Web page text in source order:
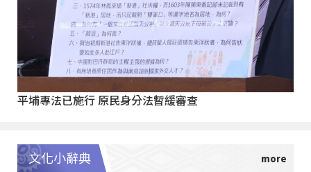
平埔專法已施行 原民身分法暫緩審查
文化小辭典